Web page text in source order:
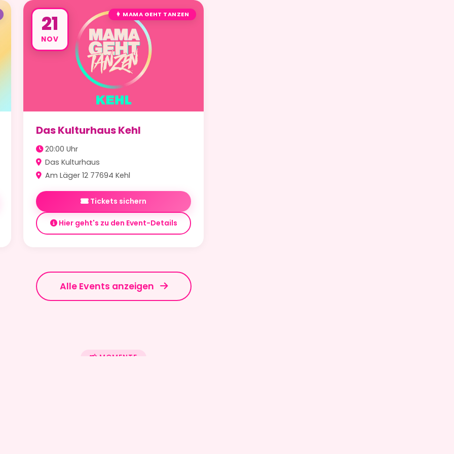
21
NOV
👩 MAMA GEHT TANZEN
Das Kulturhaus Kehl
20:00 Uhr
Das Kulturhaus
Am Läger 12 77694 Kehl
Tickets sichern
Hier geht's zu den Event-Details
Alle Events anzeigen
📸 MOMENTE